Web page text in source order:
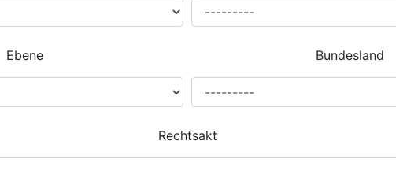
Ebene Bundesland
Rechtsakt